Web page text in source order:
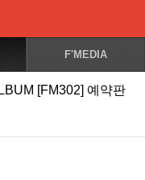
F'MEDIA
[FM302] 예약판